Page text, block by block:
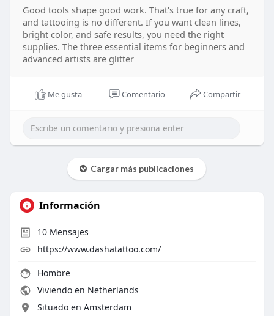
Good tools shape good work. That's true for any craft,
and tattooing is no different. If you want clean lines,
bright color, and safe results, you need the right
supplies. The three essential items for beginners and
advanced artists are glitter
Me gusta Comentario Compartir
Cargar más publicaciones
Información
10Mensajes
https://www.dashatattoo.com/
Hombre
Viviendo en Netherlands
Situado en Amsterdam